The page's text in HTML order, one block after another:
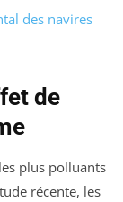
des navires
de
plus polluants
récente, les